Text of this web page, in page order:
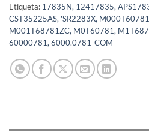
Etiqueta: 17835N, 12417835,
CST35225AS, 'SR2283X,
M001T68781ZC, M0T60781,
60000781, 6000.0781-COM